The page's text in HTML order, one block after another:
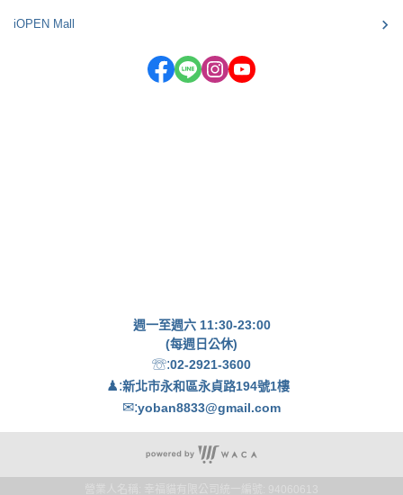
週一至週六 11:30-23:00
(每週日公休)
☏:02-2921-3600
♟:新北市永和區永貞路194號1樓
✉:yoban8833@gmail.com
iOPEN Mall